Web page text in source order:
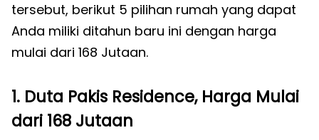
tersebut, berikut 5 pilihan rumah yang dapat
Anda miliki ditahun baru ini dengan harga
mulai dari 168 Jutaan.
1. Duta Pakis Residence, Harga Mulai
dari 168 Jutaan